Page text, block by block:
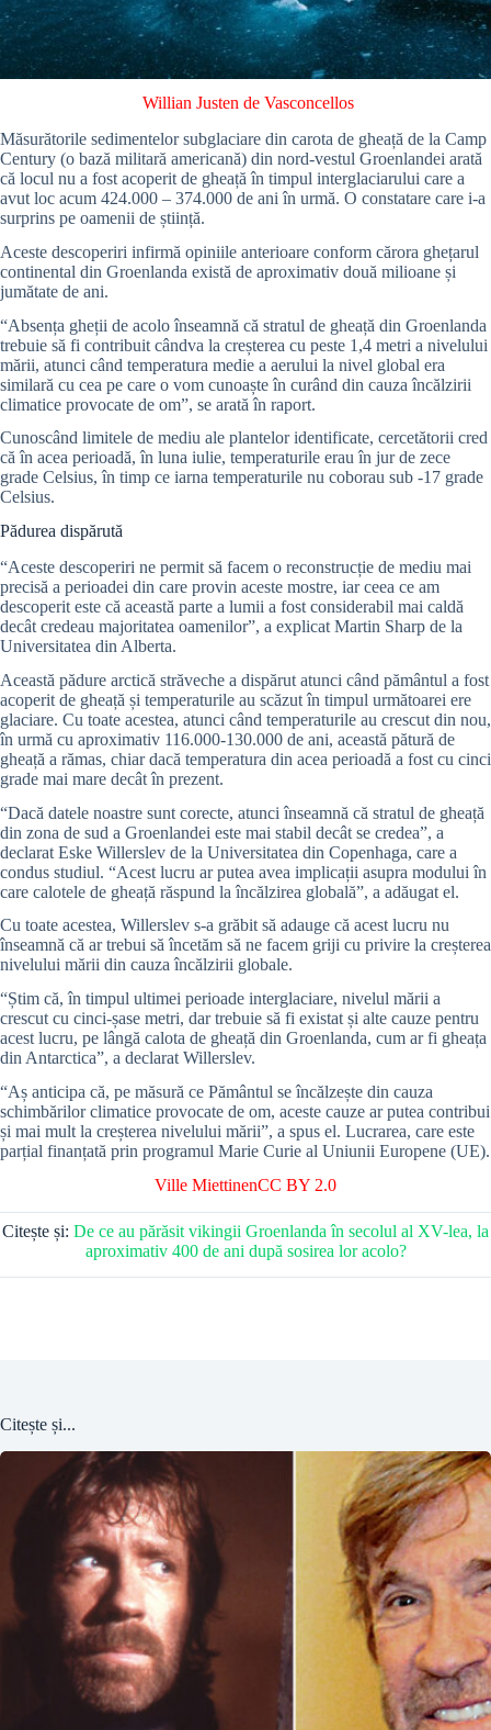
Willian Justen de Vasconcellos
Măsurătorile sedimentelor subglaciare din carota de gheață de la Camp
Century (o bază militară americană) din nord-vestul Groenlandei arată
că locul nu a fost acoperit de gheață în timpul interglaciarului care a
avut loc acum 424.000 – 374.000 de ani în urmă. O constatare care i-a
surprins pe oamenii de știință.
Aceste descoperiri infirmă opiniile anterioare conform cărora ghețarul
continental din Groenlanda există de aproximativ două milioane și
jumătate de ani.
“Absența gheții de acolo înseamnă că stratul de gheață din Groenlanda
trebuie să fi contribuit cândva la creșterea cu peste 1,4 metri a nivelului
mării, atunci când temperatura medie a aerului la nivel global era
similară cu cea pe care o vom cunoaște în curând din cauza încălzirii
climatice provocate de om”, se arată în raport.
Cunoscând limitele de mediu ale plantelor identificate, cercetătorii cred
că în acea perioadă, în luna iulie, temperaturile erau în jur de zece
grade Celsius, în timp ce iarna temperaturile nu coborau sub -17 grade
Celsius.
Pădurea dispărută
“Aceste descoperiri ne permit să facem o reconstrucție de mediu mai
precisă a perioadei din care provin aceste mostre, iar ceea ce am
descoperit este că această parte a lumii a fost considerabil mai caldă
decât credeau majoritatea oamenilor”, a explicat Martin Sharp de la
Universitatea din Alberta.
Această pădure arctică străveche a dispărut atunci când pământul a fost
acoperit de gheață și temperaturile au scăzut în timpul următoarei ere
glaciare. Cu toate acestea, atunci când temperaturile au crescut din nou,
în urmă cu aproximativ 116.000-130.000 de ani, această pătură de
gheață a rămas, chiar dacă temperatura din acea perioadă a fost cu cinci
grade mai mare decât în prezent.
“Dacă datele noastre sunt corecte, atunci înseamnă că stratul de gheață
din zona de sud a Groenlandei este mai stabil decât se credea”, a
declarat Eske Willerslev de la Universitatea din Copenhaga, care a
condus studiul. “Acest lucru ar putea avea implicații asupra modului în
care calotele de gheață răspund la încălzirea globală”, a adăugat el.
Cu toate acestea, Willerslev s-a grăbit să adauge că acest lucru nu
înseamnă că ar trebui să încetăm să ne facem griji cu privire la creșterea
nivelului mării din cauza încălzirii globale.
“Știm că, în timpul ultimei perioade interglaciare, nivelul mării a
crescut cu cinci-șase metri, dar trebuie să fi existat și alte cauze pentru
acest lucru, pe lângă calota de gheață din Groenlanda, cum ar fi gheața
din Antarctica”, a declarat Willerslev.
“Aș anticipa că, pe măsură ce Pământul se încălzește din cauza
schimbărilor climatice provocate de om, aceste cauze ar putea contribui
și mai mult la creșterea nivelului mării”, a spus el. Lucrarea, care este
parțial finanțată prin programul Marie Curie al Uniunii Europene (UE).
Ville MiettinenCC BY 2.0
Citește și: De ce au părăsit vikingii Groenlanda în secolul al XV-lea, la
aproximativ 400 de ani după sosirea lor acolo?
Citește și...